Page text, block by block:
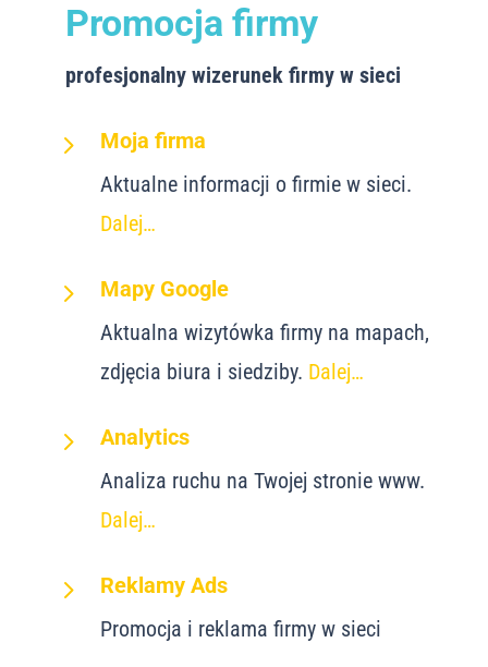
Promocja firmy
profesjonalny wizerunek firmy w sieci
5
Moja firma
Aktualne informacji o firmie w sieci.
Dalej…
5
Mapy Google
Aktualna wizytówka firmy na mapach,
zdjęcia biura i siedziby. Dalej…
5
Analytics
Analiza ruchu na Twojej stronie www.
Dalej…
5
Reklamy Ads
Promocja i reklama firmy w sieci